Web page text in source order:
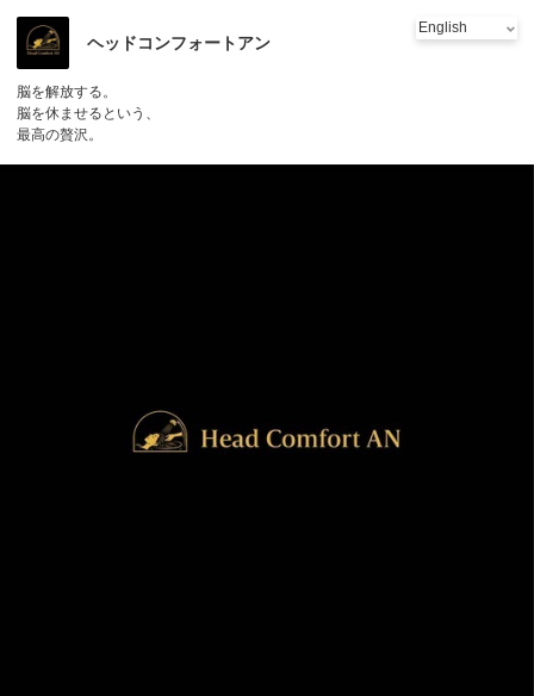
ヘッドコンフォートアン
脳を解放する。
脳を休ませるという、
最高の贅沢。